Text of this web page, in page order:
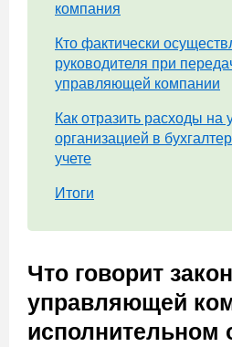
компания
Кто фактически
руководителя при
управляющей компании
Как отразить расходы на
организацией в
учете
Итоги
Что говорит
управляющей
исполнительном